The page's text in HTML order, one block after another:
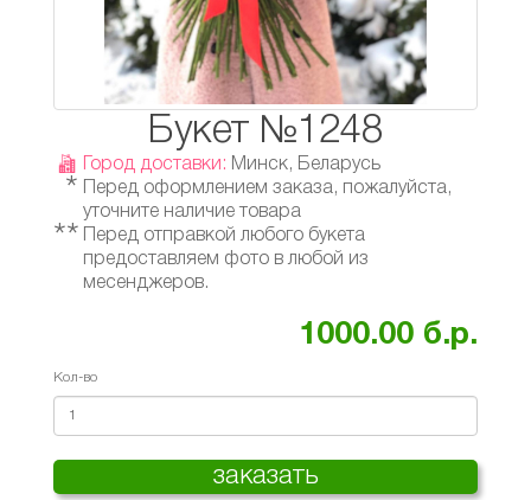
Букет №1248
Город доставки: Минск, Беларусь
*
Перед оформлением заказа, пожалуйста,
уточните наличие товара
**
Перед отправкой любого букета
предоставляем фото в любой из
месенджеров.
1000.00 б.р.
Кол-во
заказать